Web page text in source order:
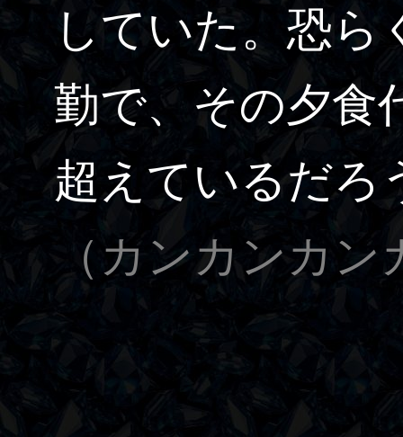
していた。恐ら
勤で、その夕食
超えているだろ
（カンカンカ